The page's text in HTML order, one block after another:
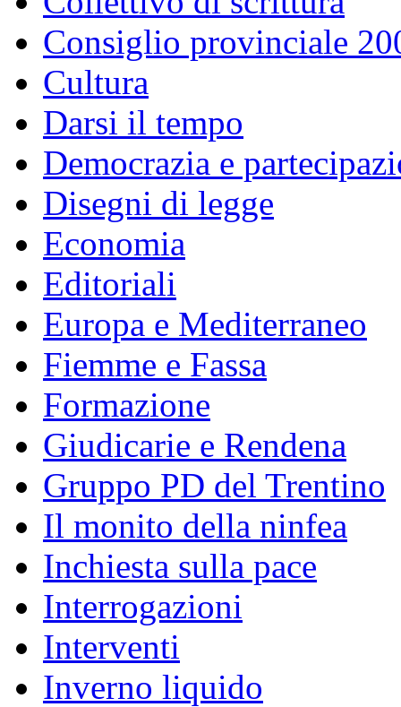
Consiglio provinciale
Cultura
Darsi il tempo
Democrazia e
Disegni di legge
Economia
Editoriali
Europa e Mediterraneo
Fiemme e Fassa
Formazione
Giudicarie e Rendena
Gruppo PD del Trentino
Il monito della ninfea
Inchiesta sulla pace
Interrogazioni
Interventi
Inverno liquido